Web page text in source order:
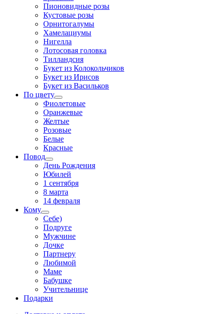
Пионовидные розы
Кустовые розы
Орнитогалумы
Хамелациумы
Нигелла
Лотосовая головка
Тилландсия
Букет из Колокольчиков
Букет из Ирисов
Букет из Васильков
По цвету
Фиолетовые
Оранжевые
Желтые
Розовые
Белые
Красные
Повод
День Рождения
Юбилей
1 сентября
8 марта
14 февраля
Кому
Себе)
Подруге
Мужчине
Дочке
Партнеру
Любимой
Маме
Бабушке
Учительнице
Подарки